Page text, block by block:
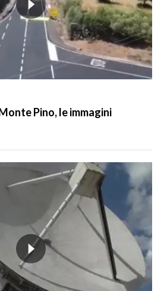
Pino, le immagini